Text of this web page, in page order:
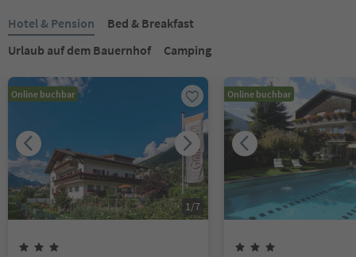
Hotel & Pension
Bed & Breakfast
Urlaub auf dem Bauernhof
Camping
Online buchbar
1/7
Online buchbar